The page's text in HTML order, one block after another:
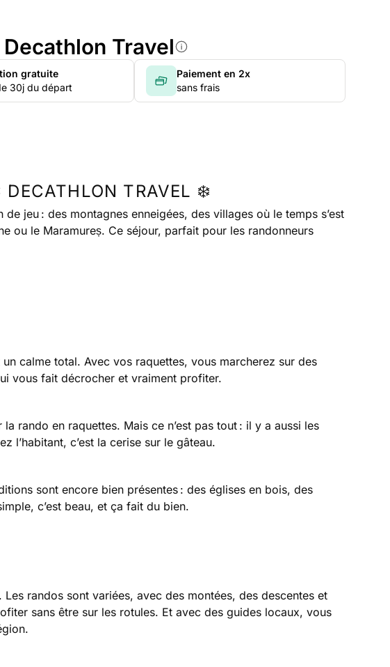
Travel
gratuite
30j du départ
Paiement en 2x
sans frais
DECATHLON TRAVEL ❄️
jeu : des montagnes enneigées, des villages où le temps s’est
ou le Maramureș. Ce séjour, parfait pour les randonneurs
calme total. Avec vos raquettes, vous marcherez sur des
vous fait décrocher et vraiment profiter.
rando en raquettes. Mais ce n’est pas tout : il y a aussi les
l’habitant, c’est la cerise sur le gâteau.
sont encore bien présentes : des églises en bois, des
c’est beau, et ça fait du bien.
randos sont variées, avec des montées, des descentes et
sans être sur les rotules. Et avec des guides locaux, vous